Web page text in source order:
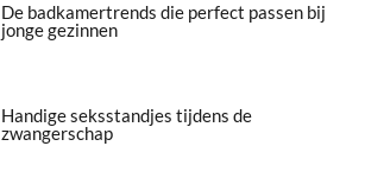
De badkamertrends die perfect passen bij
jonge gezinnen
Handige seksstandjes tijdens de
zwangerschap